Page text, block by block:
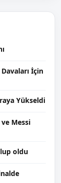
İçin
Yükseldi
Messi
oldu